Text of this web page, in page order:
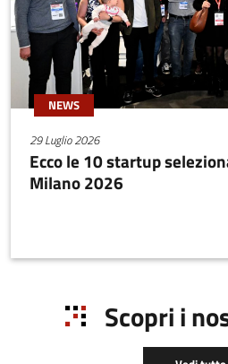
NEWS
29 Luglio 2026
Ecco le 10 startup
Milano 2026
Scopri i